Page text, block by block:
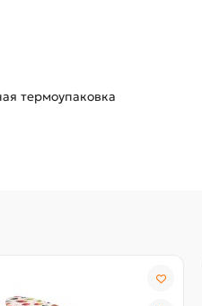
термоупаковка